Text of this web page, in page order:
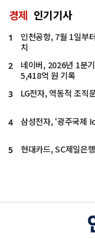
경제 인기기사
1
인천공항, 7월 1일부
치
2
네이버, 2026년 1분
5,418억 원 기록
3 LG전자, 역동적 조직
4 삼성전자, ‘광주국제
5 현대카드, SC제일은